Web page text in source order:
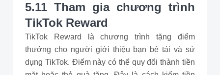
5.11 Tham gia chương trình
TikTok Reward
TikTok Reward là chương trình tặng điểm
thưởng cho người giới thiệu bạn bè tải và sử
dụng TikTok. Điểm này có thể quy đổi thành tiền